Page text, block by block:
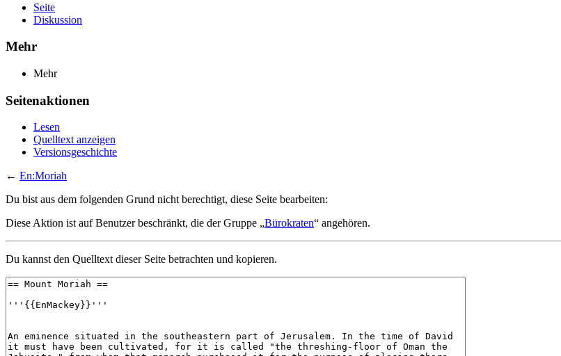
Seite
Diskussion
Mehr
Mehr
Seitenaktionen
Lesen
Quelltext anzeigen
Versionsgeschichte
← En:Moriah
Du bist aus dem folgenden Grund nicht berechtigt, diese Seite bearbeiten:
Diese Aktion ist auf Benutzer beschränkt, die der Gruppe „Bürokraten“ angehören.
Du kannst den Quelltext dieser Seite betrachten und kopieren.